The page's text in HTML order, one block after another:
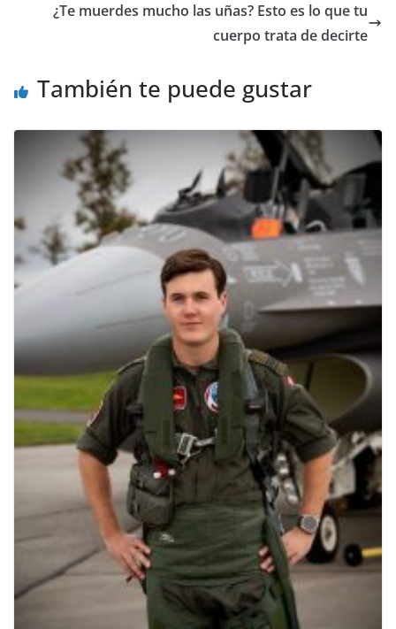
¿Te muerdes mucho las uñas? Esto es lo que tu
cuerpo trata de decirte
También te puede gustar